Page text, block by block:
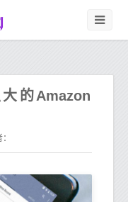
的Amazon